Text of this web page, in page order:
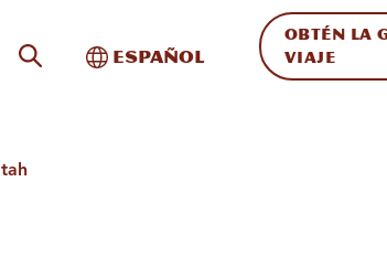
Búsqueda en el sitio
Alternar Internacional
Español
OBTÉN LA
VIAJE